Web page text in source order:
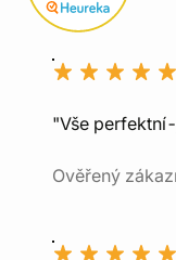
"Vše
Ověřený